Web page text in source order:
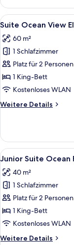
Suite
Ocean
Front
Club
(U)
Alle
Fotos
für
Suite
Ocean
View
Elite
(U)
15
Suite Ocean View
60 m²
1 Schlafzimmer
Platz für 2 Personen
1 King-Bett
Kostenloses WLAN
Weitere Details
Weitere
Ocean
View
Elite
(U)
Alle
Fotos
für
Junior
Suite
Ocean
Front
10
Junior Suite Ocean
40 m²
1 Schlafzimmer
Platz für 2 Personen
1 King-Bett
Kostenloses WLAN
Weitere Details
Weitere